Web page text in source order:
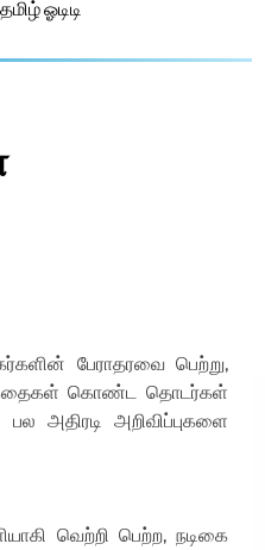
ஓடிடி
பேராதரவை பெற்று,
கதைகள் கொண்ட தொடர்கள்
அதிரடி அறிவிப்புகளை
வெற்றி பெற்ற, நடிகை